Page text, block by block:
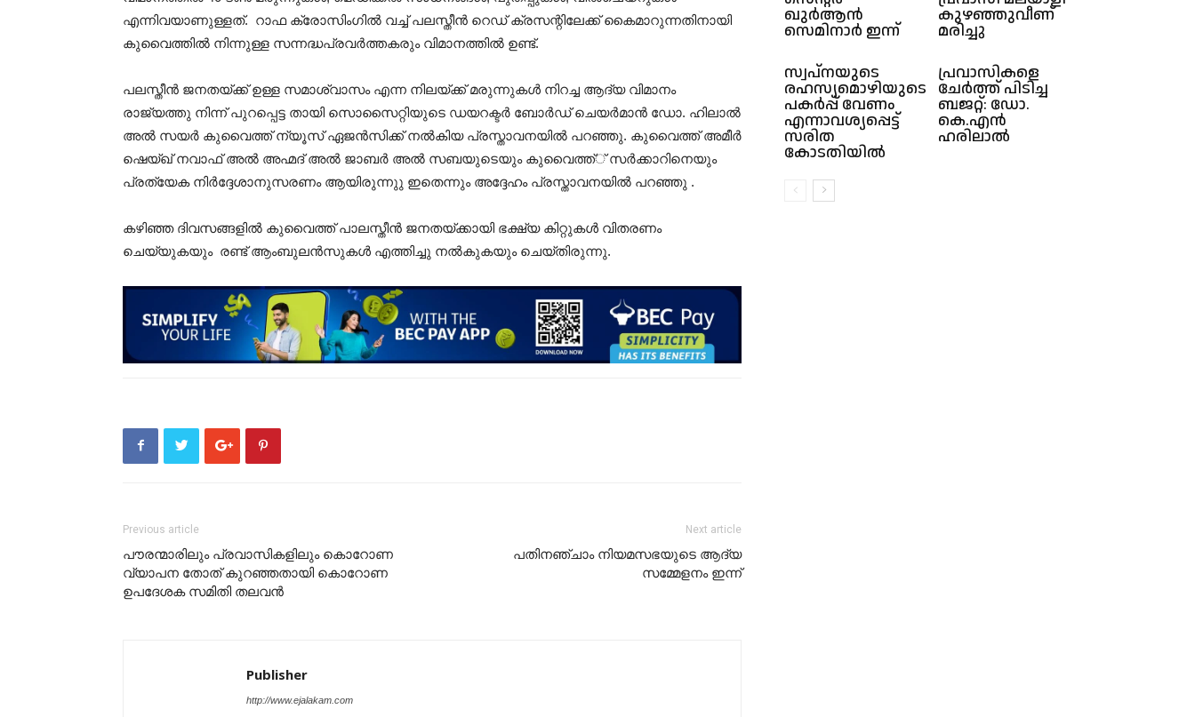
എന്നിവയാണുള്ളത്. റാഫ ക്രോസിംഗിൽ വച്ച് പലസ്തീൻ റെഡ് ക്രസന്റിലേക്ക് കൈമാറുന്നതിനായി
കുവൈത്തിൽ നിന്നുള്ള സന്നദ്ധപ്രവർത്തകരും വിമാനത്തിൽ ഉണ്ട്.
പലസ്തീൻ ജനതയ്ക്ക് ഉള്ള സമാശ്വാസം എന്ന നിലയ്ക്ക് മരുന്നുകൾ നിറച്ച ആദ്യ വിമാനം
രാജ്യത്തു നിന്ന് പുറപ്പെട്ട തായി സൊസൈറ്റിയുടെ ഡയറക്ടർ ബോർഡ് ചെയർമാൻ ഡോ. ഹിലാൽ
അൽ സയർ കുവൈത്ത് ന്യൂസ് ഏജൻസിക്ക് നൽകിയ പ്രസ്താവനയിൽ പറഞ്ഞു. കുവൈത്ത് അമീർ
ഷെയ്ഖ് നവാഫ് അൽ അഹ്മദ് അൽ ജാബർ അൽ സബയുടെയും കുവൈത്ത്് സർക്കാറിനെയും
പ്രത്യേക നിർദ്ദേശാനുസരണം ആയിരുന്നുു ഇതെന്നും അദ്ദേഹം പ്രസ്താവനയിൽ പറഞ്ഞു .
കഴിഞ്ഞ ദിവസങ്ങളിൽ കുവൈത്ത് പാലസ്തീൻ ജനതയ്ക്കായി ഭക്ഷ്യ കിറ്റുകൾ വിതരണം
ചെയ്യുകയും രണ്ട് ആംബുലൻസുകൾ എത്തിച്ചു നൽകുകയും ചെയ്തിരുന്നു.
Previous article
പൗരന്മാരിലും പ്രവാസികളിലും കൊറോണ
വ്യാപന തോത് കുറഞ്ഞതായി കൊറോണ
ഉപദേശക സമിതി തലവൻ
Next article
പതിനഞ്ചാം നിയമസഭയുടെ ആദ്യ
സമ്മേളനം ഇന്ന്
Publisher
http://www.ejalakam.com
ഖുർആൻ
സെമിനാർ ഇന്ന്
കുഴഞ്ഞുവീണ്
മരിച്ചു
സ്വപ്‌നയുടെ
രഹസ്യമൊഴിയുടെ
പകര്‍പ്പ് വേണം
എന്നാവശ്യപ്പെട്ട്
സരിത
കോടതിയില്‍
പ്രവാസികളെ
ചേർത്ത് പിടിച്ച
ബജറ്റ്: ഡോ.
കെ.എൻ
ഹരിലാൽ